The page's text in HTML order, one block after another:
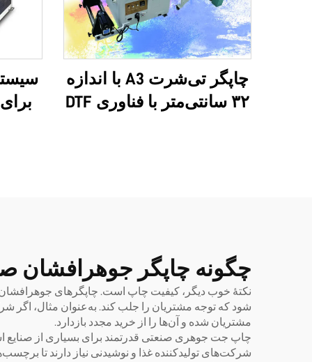
چاپگر تی‌شرت A3 با اندازه
۳۲ سانتی‌متر با فناوری DTF
چگونه چاپگر جوهرافشان
نکتهٔ خوب دیگر، کیفیت چاپ است. چاپگرهای جوهرافشان
مشتریان شده و آن‌ها را از خرید مجدد بازدارد.
چاپ جت جوهری صنعتی قدرتمند برای بسیاری از صنایع
شرکت‌های تولیدکننده غذا و نوشیدنی نیاز دارند تا